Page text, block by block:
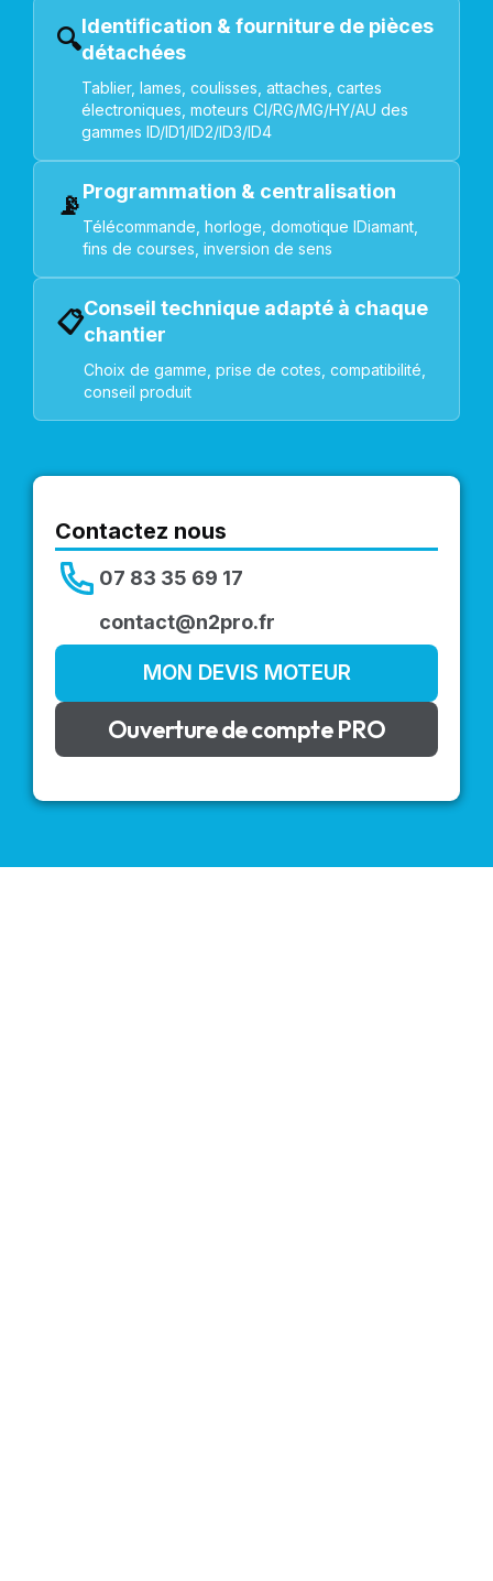
🔍Identification & fourniture de pièces
détachées
Tablier, lames, coulisses, attaches, cartes
électroniques, moteurs CI/RG/MG/HY/AU des
gammes ID/ID1/ID2/ID3/ID4
📡Programmation & centralisation
Télécommande, horloge, domotique IDiamant,
fins de courses, inversion de sens
📋Conseil technique adapté à chaque
chantier
Choix de gamme, prise de cotes, compatibilité,
conseil produit
Contactez nous
07 83 35 69 17
contact@n2pro.fr
MON DEVIS MOTEUR
Ouverture de compte PRO